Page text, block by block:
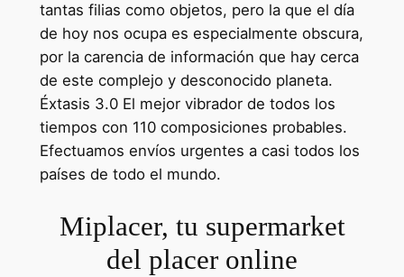
tantas filias como objetos, pero la que el día
de hoy nos ocupa es especialmente obscura,
por la carencia de información que hay cerca
de este complejo y desconocido planeta.
Éxtasis 3.0 El mejor vibrador de todos los
tiempos con 110 composiciones probables.
Efectuamos envíos urgentes a casi todos los
países de todo el mundo.
Miplacer, tu supermarket
del placer online